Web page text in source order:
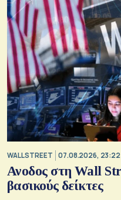
WALL STREET 07.08.2026, 23:22
Ανοδος στη Wall
βασικούς δείκτες